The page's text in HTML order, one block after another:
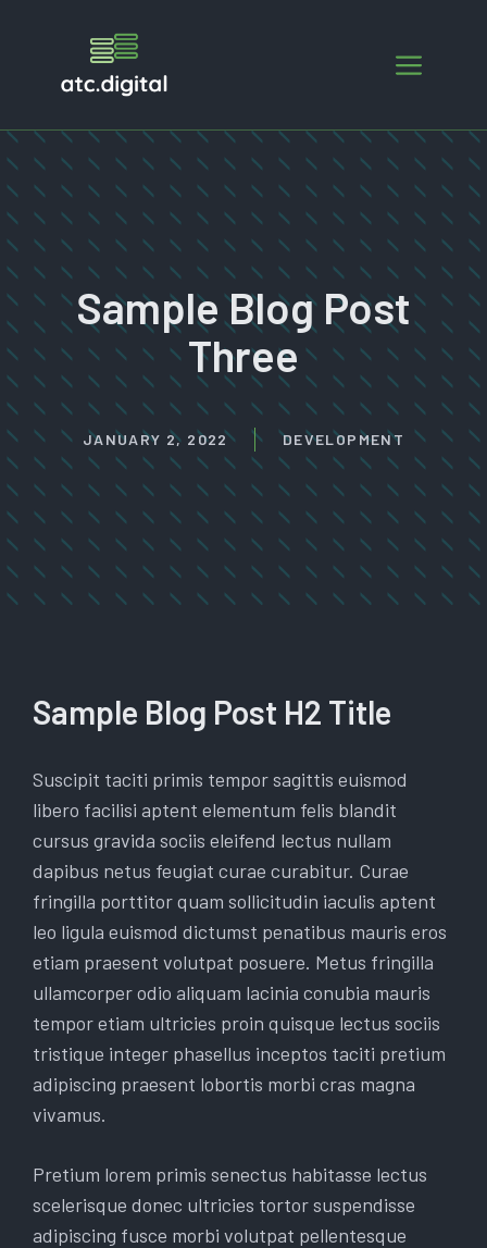
content
Menu
Sample Blog Post
Three
JANUARY 2, 2022 DEVELOPMENT
Sample Blog Post H2 Title
Suscipit taciti primis tempor sagittis euismod
libero facilisi aptent elementum felis blandit
cursus gravida sociis eleifend lectus nullam
dapibus netus feugiat curae curabitur. Curae
fringilla porttitor quam sollicitudin iaculis aptent
leo ligula euismod dictumst penatibus mauris eros
etiam praesent volutpat posuere. Metus fringilla
ullamcorper odio aliquam lacinia conubia mauris
tempor etiam ultricies proin quisque lectus sociis
tristique integer phasellus inceptos taciti pretium
adipiscing praesent lobortis morbi cras magna
vivamus.
Pretium lorem primis senectus habitasse lectus
scelerisque donec ultricies tortor suspendisse
adipiscing fusce morbi volutpat pellentesque